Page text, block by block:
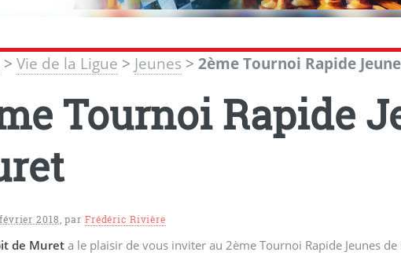
>Vie de la Ligue > Jeunes >2ème Tournoi Rapide
Tournoi Rapide
2018 ,par Frédéric Rivière
de Muret a le plaisir de vous inviter au 2ème Tournoi Rapide Jeunes